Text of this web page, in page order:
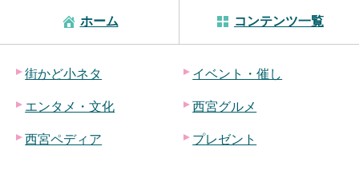
ホーム コンテンツ一覧
街かど小ネタ イベント・催し
エンタメ・文化 西宮グルメ
西宮ペディア プレゼント